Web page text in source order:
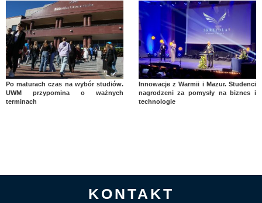
Po maturach czas na wybór studiów.
UWM przypomina o ważnych
terminach
Innowacje z Warmii i Mazur. Studenci
nagrodzeni za pomysły na biznes i
technologie
KONTAKT